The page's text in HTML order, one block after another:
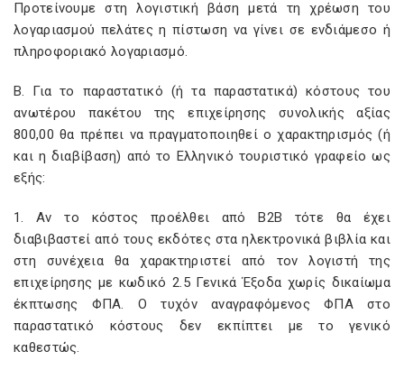
Προτείνουμε στη λογιστική βάση μετά τη χρέωση του
λογαριασμού πελάτες η πίστωση να γίνει σε ενδιάμεσο ή
πληροφοριακό λογαριασμό.
Β. Για το παραστατικό (ή τα παραστατικά) κόστους του
ανωτέρου πακέτου της επιχείρησης συνολικής αξίας
800,00 θα πρέπει να πραγματοποιηθεί ο χαρακτηρισμός (ή
και η διαβίβαση) από το Ελληνικό τουριστικό γραφείο ως
εξής:
1. Αν το κόστος προέλθει από B2B τότε θα έχει
διαβιβαστεί από τους εκδότες στα ηλεκτρονικά βιβλία και
στη συνέχεια θα χαρακτηριστεί από τον λογιστή της
επιχείρησης με κωδικό 2.5 Γενικά Έξοδα χωρίς δικαίωμα
έκπτωσης ΦΠΑ. Ο τυχόν αναγραφόμενος ΦΠΑ στο
παραστατικό κόστους δεν εκπίπτει με το γενικό
καθεστώς.